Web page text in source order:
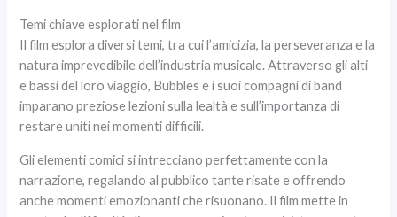
Temi chiave esplorati nel film
Il film esplora diversi temi, tra cui l’amicizia, la perseveranza e la
natura imprevedibile dell’industria musicale. Attraverso gli alti
e bassi del loro viaggio, Bubbles e i suoi compagni di band
imparano preziose lezioni sulla lealtà e sull’importanza di
restare uniti nei momenti difficili.
Gli elementi comici si intrecciano perfettamente con la
narrazione, regalando al pubblico tante risate e offrendo
anche momenti emozionanti che risuonano. Il film mette in